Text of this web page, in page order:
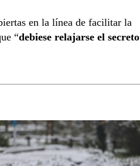
en la línea de facilitar la
“debiese relajarse el secreto